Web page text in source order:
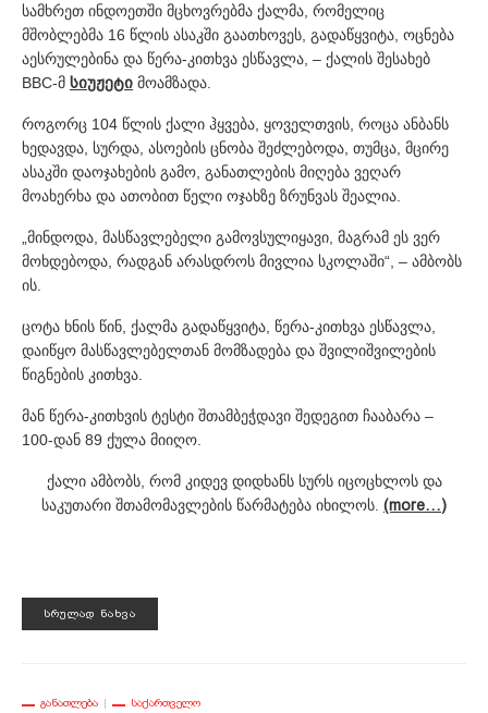
სამხრეთ ინდოეთში მცხოვრებმა ქალმა, რომელიც
მშობლებმა 16 წლის ასაკში გაათხოვეს, გადაწყვიტა, ოცნება
აესრულებინა და წერა-კითხვა ესწავლა, – ქალის შესახებ
BBC-მ სიუჟეტი მოამზადა.
როგორც 104 წლის ქალი ჰყვება, ყოველთვის, როცა ანბანს
ხედავდა, სურდა, ასოების ცნობა შეძლებოდა, თუმცა, მცირე
ასაკში დაოჯახების გამო, განათლების მიღება ვეღარ
მოახერხა და ათობით წელი ოჯახზე ზრუნვას შეალია.
„მინდოდა, მასწავლებელი გამოვსულიყავი, მაგრამ ეს ვერ
მოხდებოდა, რადგან არასდროს მივლია სკოლაში“, – ამბობს
ის.
ცოტა ხნის წინ, ქალმა გადაწყვიტა, წერა-კითხვა ესწავლა,
დაიწყო მასწავლებელთან მომზადება და შვილიშვილების
წიგნების კითხვა.
მან წერა-კითხვის ტესტი შთამბეჭდავი შედეგით ჩააბარა –
100-დან 89 ქულა მიიღო.
ქალი ამბობს, რომ კიდევ დიდხანს სურს იცოცხლოს და
საკუთარი შთამომავლების წარმატება იხილოს. (more…)
ᲡᲠᲣᲚᲐᲓ ᲜᲐᲮᲕᲐ
ᲒᲐᲜᲐᲗᲚᲔᲑᲐ ᲡᲐᲥᲐᲠᲗᲕᲔᲚᲝ